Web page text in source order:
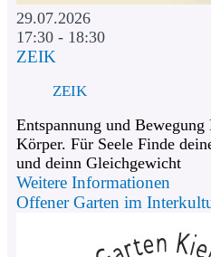
29.07.2026
17:30 - 18:30
ZEIK
ZEIK
Entspannung und
Körper. Für Seele Finde
und deinn Gleichgewicht
Weitere Informationen
Offener Garten im